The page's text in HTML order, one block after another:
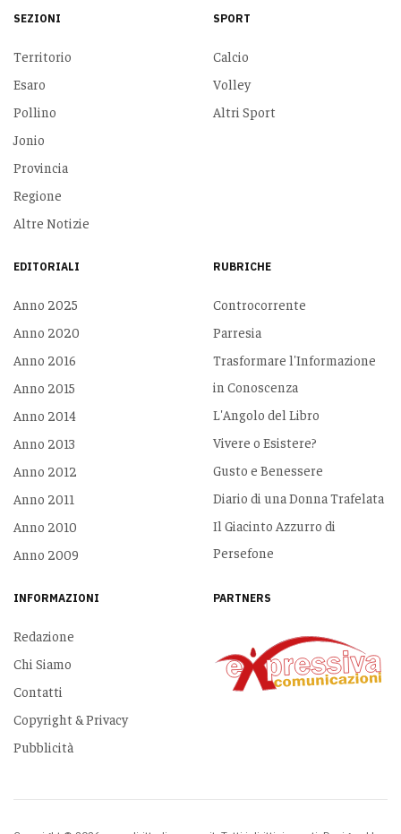
SEZIONI
Territorio
Esaro
Pollino
Jonio
Provincia
Regione
Altre Notizie
SPORT
Calcio
Volley
Altri Sport
EDITORIALI
Anno 2025
Anno 2020
Anno 2016
Anno 2015
Anno 2014
Anno 2013
Anno 2012
Anno 2011
Anno 2010
Anno 2009
RUBRICHE
Controcorrente
Parresia
Trasformare l'Informazione
in Conoscenza
L'Angolo del Libro
Vivere o Esistere?
Gusto e Benessere
Diario di una Donna Trafelata
Il Giacinto Azzurro di
Persefone
INFORMAZIONI
Redazione
Chi Siamo
Contatti
Copyright & Privacy
Pubblicità
PARTNERS